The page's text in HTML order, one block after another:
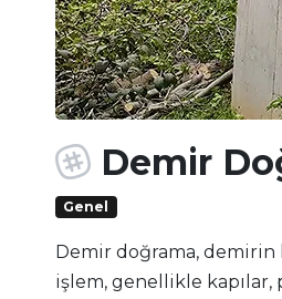
Demir
Genel
Demir doğrama,
işlem, genellikle